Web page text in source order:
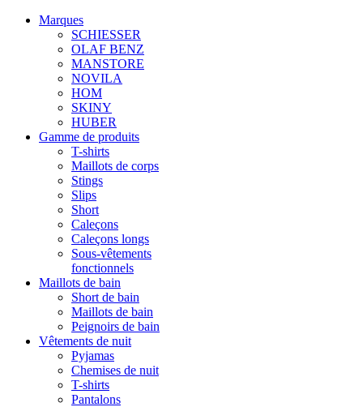
Marques
SCHIESSER
OLAF BENZ
MANSTORE
NOVILA
HOM
SKINY
HUBER
Gamme de produits
T-shirts
Maillots de corps
Stings
Slips
Short
Caleçons
Caleçons longs
Sous-vêtements
fonctionnels
Maillots de bain
Short de bain
Maillots de bain
Peignoirs de bain
Vêtements de nuit
Pyjamas
Chemises de nuit
T-shirts
Pantalons